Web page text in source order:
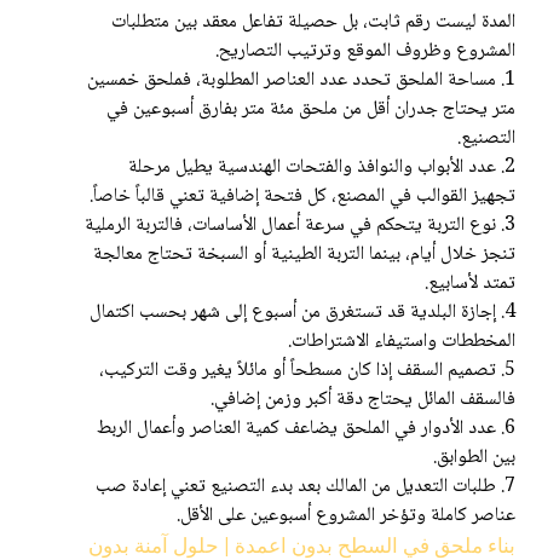
المدة ليست رقم ثابت، بل حصيلة تفاعل معقد بين متطلبات
المشروع وظروف الموقع وترتيب التصاريح.
1. مساحة الملحق تحدد عدد العناصر المطلوبة، فملحق خمسين
متر يحتاج جدران أقل من ملحق مئة متر بفارق أسبوعين في
التصنيع.
2. عدد الأبواب والنوافذ والفتحات الهندسية يطيل مرحلة
تجهيز القوالب في المصنع، كل فتحة إضافية تعني قالباً خاصاً.
3. نوع التربة يتحكم في سرعة أعمال الأساسات، فالتربة الرملية
تنجز خلال أيام، بينما التربة الطينية أو السبخة تحتاج معالجة
تمتد لأسابيع.
4. إجازة البلدية قد تستغرق من أسبوع إلى شهر بحسب اكتمال
المخططات واستيفاء الاشتراطات.
5. تصميم السقف إذا كان مسطحاً أو مائلاً يغير وقت التركيب،
فالسقف المائل يحتاج دقة أكبر وزمن إضافي.
6. عدد الأدوار في الملحق يضاعف كمية العناصر وأعمال الربط
بين الطوابق.
7. طلبات التعديل من المالك بعد بدء التصنيع تعني إعادة صب
عناصر كاملة وتؤخر المشروع أسبوعين على الأقل.
بناء ملحق في السطح بدون اعمدة | حلول آمنة بدون